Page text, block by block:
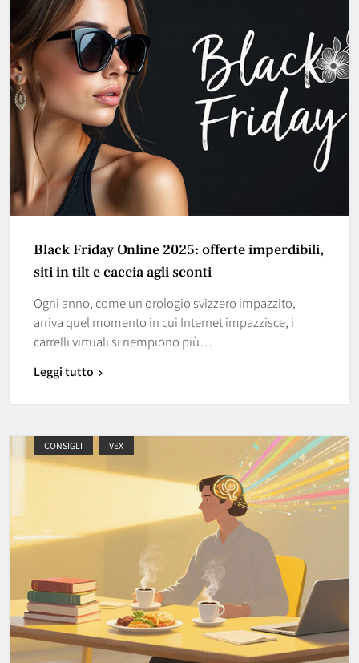
Black Friday Online 2025: offerte imperdibili,
siti in tilt e caccia agli sconti
Ogni anno, come un orologio svizzero impazzito,
arriva quel momento in cui Internet impazzisce, i
carrelli virtuali si riempiono più…
Leggi tutto
CONSIGLI VEX